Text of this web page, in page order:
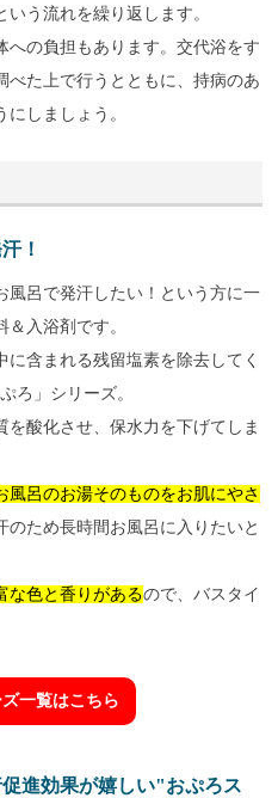
う流れを繰り返します。
への負担もあります。交代浴をす
べた上で行うとともに、持病のあ
しましょう。
！
風呂で発汗したい！という方に一
入浴剤です。
含まれる残留塩素を除去してく
ろ」シリーズ。
酸化させ、保水力を下げてしま
風呂のお湯そのものをお肌にやさ
のため長時間お風呂に入りたいと
な色と香りがあるので、バスタイ
一覧はこちら
進効果が嬉しい"おぷろス